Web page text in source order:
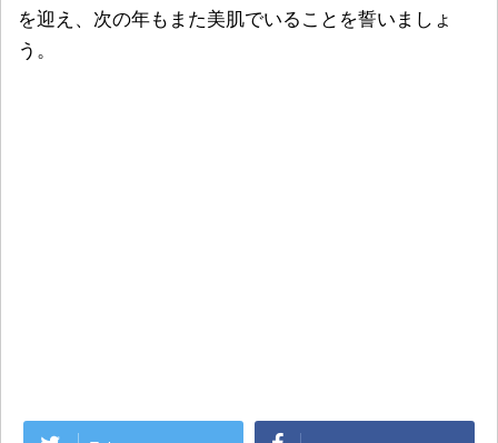
を迎え、次の年もまた美肌でいることを誓いましょ
う。